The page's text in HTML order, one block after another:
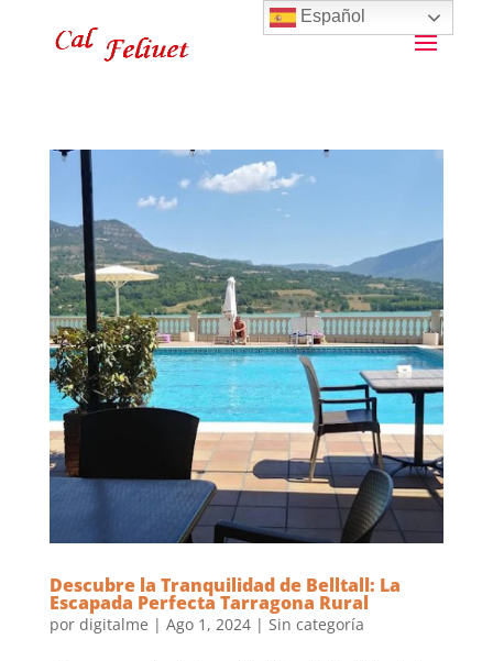
Descubre la Tranquilidad de Belltall: La
Escapada Perfecta Tarragona Rural
por digitalme | Ago 1, 2024| Sin categoría
Español